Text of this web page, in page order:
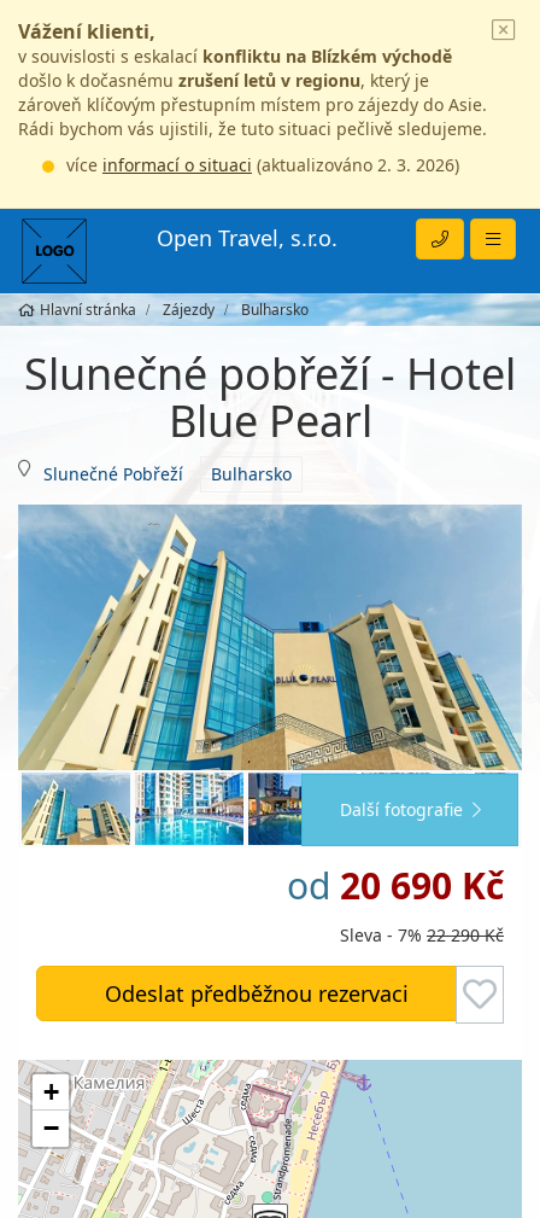
Vážení klienti,
v souvislosti s eskalací konfliktu na Blízkém východě
došlo k dočasnému zrušení letů v regionu, který je
zároveň klíčovým přestupním místem pro zájezdy do Asie.
Rádi bychom vás ujistili, že tuto situaci pečlivě sledujeme.
více informací o situaci (aktualizováno 2. 3. 2026)
Open Travel, s.r.o.
Hlavní stránka Zájezdy Bulharsko
Slunečné pobřeží - Hotel
Blue Pearl
Slunečné Pobřeží Bulharsko
Další fotografie
od 20 690 Kč
Sleva - 7% 22 290 Kč
Odeslat předběžnou rezervaci
+
−